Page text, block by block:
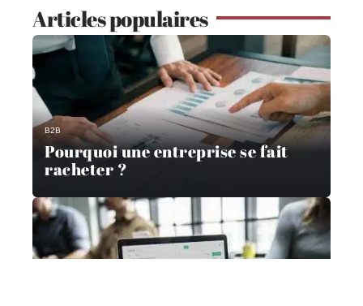
Articles populaires
B2B
Pourquoi une entreprise se fait
racheter ?